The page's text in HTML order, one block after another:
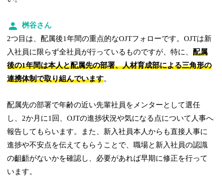
桝谷さん
2つ目は、配属後1年間の重点的なOJTフォローです。OJTは新
入社員に限らず全社員が行っているものですが、特に、配属
後の1年間は本人と配属先の部署、人材育成部による三角形の
連携体制で取り組んでいます。
配属先の部署で年齢の近い先輩社員をメンターとして選任
し、2か月に1回、OJTの進捗状況や気になる点について人事へ
報告してもらいます。また、新入社員本人からも直接人事に
進捗や不安点を伝えてもらうことで、職場と新入社員の認識
の齟齬がないかを確認し、必要があれば早期に修正を行って
います。